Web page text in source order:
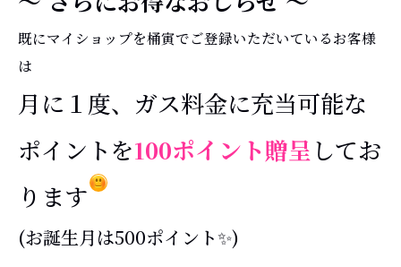
既にマイショップを桶寅でご登録いただいているお客様
は
月に１度、ガス料金に充当可能な
ポイントを100ポイント贈呈してお
ります
(お誕生月は500ポイント✨)